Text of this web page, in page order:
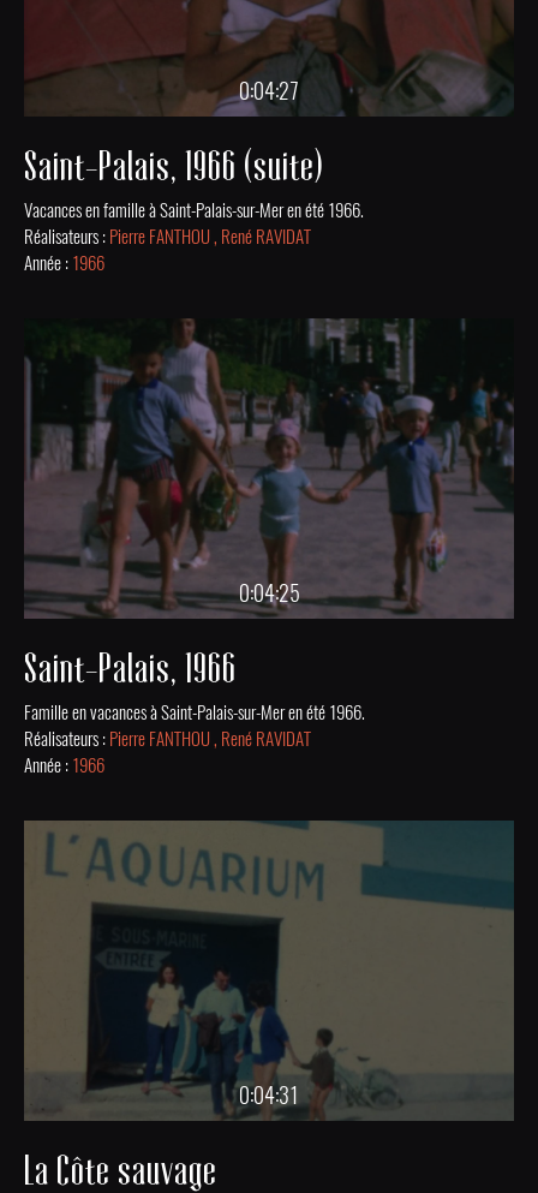
0:04:27
Saint-Palais, 1966 (suite)
Vacances en famille à Saint-Palais-sur-Mer en été 1966.
Réalisateurs : Pierre FANTHOU , René RAVIDAT
Année : 1966
0:04:25
Saint-Palais, 1966
Famille en vacances à Saint-Palais-sur-Mer en été 1966.
Réalisateurs : Pierre FANTHOU , René RAVIDAT
Année : 1966
0:04:31
La Côte sauvage